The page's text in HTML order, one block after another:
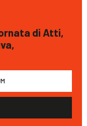
di Atti,